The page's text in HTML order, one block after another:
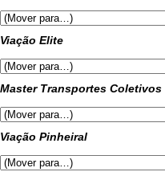
Viação Elite
Master Transportes Coletivos
Viação Pinheiral